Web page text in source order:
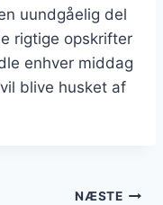
uundgåelig del
rigtige opskrifter
enhver middag
blive husket af
NÆSTE